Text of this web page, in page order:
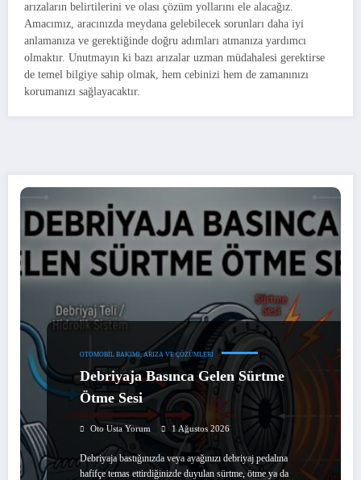
arızaların belirtilerini ve olası çözüm yollarını ele alacağız.
Amacımız, aracınızda meydana gelebilecek sorunları daha iyi
anlamanıza ve gerektiğinde doğru adımları atmanıza yardımcı
olmaktır. Unutmayın ki bazı arızalar uzman müdahalesi gerektirse
de temel bilgiye sahip olmak, hem cebinizi hem de zamanınızı
korumanızı sağlayacaktır.
OTOMOBIL BAKIMI, ARIZA VE ÇÖZÜMLERI
Debriyaja Basınca Gelen Sürtme
Ötme Sesi
Oto Usta Yorum 1 Ağustos 2026
Debriyaja bastığınızda veya ayağınızı debriyaj pedalına
hafifçe temas ettirdiğinizde duyulan sürtme, ötme ya da